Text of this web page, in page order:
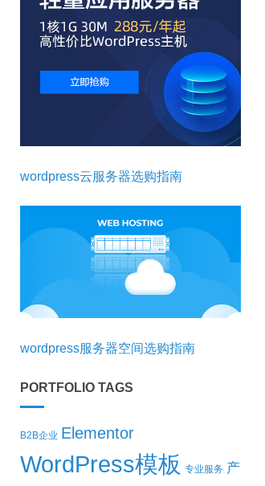
wordpress云服务器选购指南
wordpress服务器空间选购指南
PORTFOLIO TAGS
B2B企业 Elementor
WordPress模板 专业服务 产